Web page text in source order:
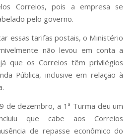
Correios, pois a empresa se
pelo governo.
essas tarifas postais, o Ministério
não levou em conta a
que os Correios têm privilégios
Pública, inclusive em relação à
de dezembro, a 1ª Turma deu um
que cabe aos Correios
de repasse econômico do